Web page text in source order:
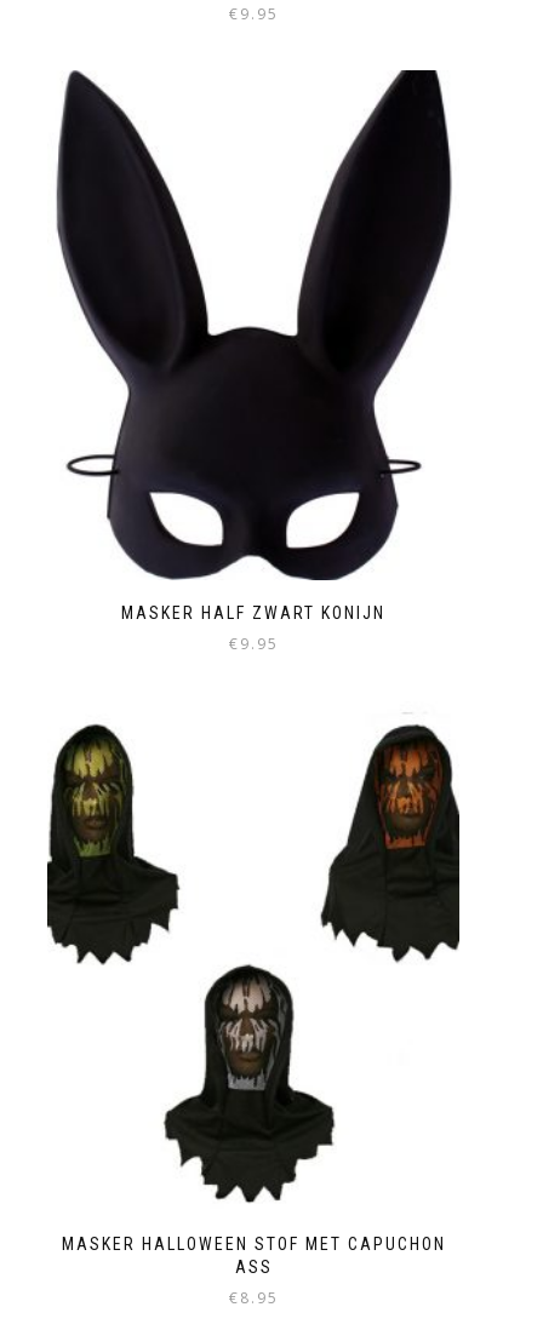
€9.95
MASKER HALF ZWART KONIJN
€9.95
MASKER HALLOWEEN STOF MET CAPUCHON
ASS
€8.95